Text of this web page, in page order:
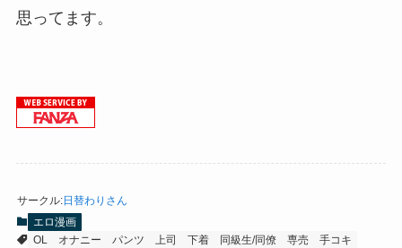
思ってます。
サークル:日替わりさん
エロ漫画
OL
オナニー パンツ 上司 下着 同級生/同僚 専売
手コキ